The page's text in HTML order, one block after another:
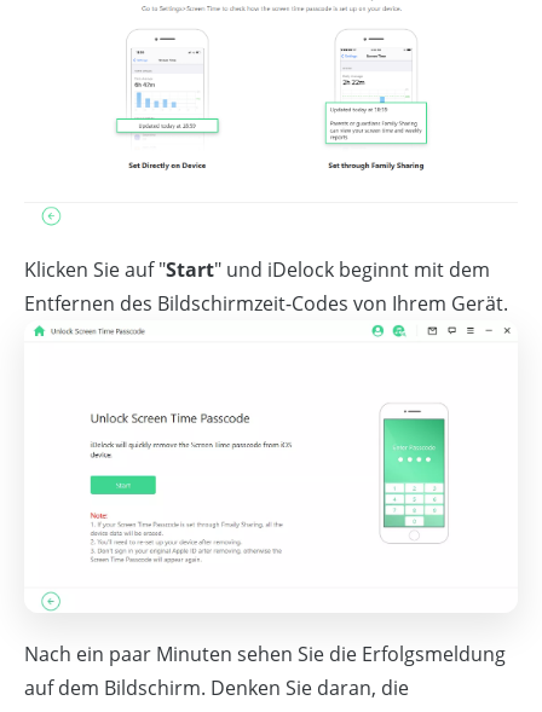
Klicken Sie auf "Start" und iDelock beginnt mit dem
Entfernen des Bildschirmzeit-Codes von Ihrem Gerät.
Nach ein paar Minuten sehen Sie die Erfolgsmeldung
auf dem Bildschirm. Denken Sie daran, die